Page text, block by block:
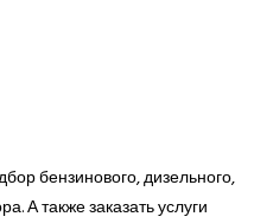
бензинового, дизельного,
А также заказать услуги